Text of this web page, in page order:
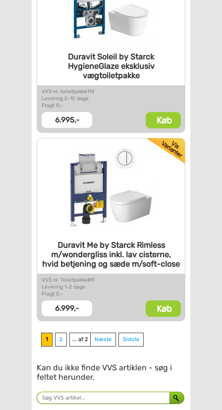
Duravit Soleil by Starck
HygieneGlaze eksklusiv
vægtoiletpakke
VVS nr. toiletpakke114
Levering 5-10 dage
Fragt 0,-
6.995,- Køb
Duravit Me by Starck Rimless
m/wondergliss inkl. lav cisterne,
hvid betjening og sæde m/soft-close
VVS nr. Toiletpakke89
Levering 1-2 dage
Fragt 0,-
6.999,- Køb
1 2 ... af 2 Næste Sidste
Kan du ikke finde VVS artiklen - søg i
feltet herunder.